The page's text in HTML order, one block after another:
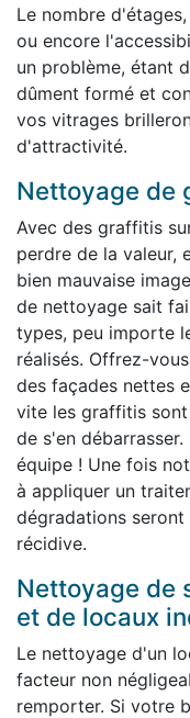
Le nombre
ou encore
un problème, étant
dûment formé et
vos vitrages
d'attractivité.
Nettoyage de
Avec des graffitis
perdre de la valeur,
bien mauvaise
de nettoyage sait
types, peu importe
réalisés. Offrez-
des façades nettes
vite les graffitis
de s'en
équipe ! Une fois
à appliquer un
dégradations
récidive.
Nettoyage de
et de locaux
Le nettoyage d'un
facteur non
remporter. Si votre